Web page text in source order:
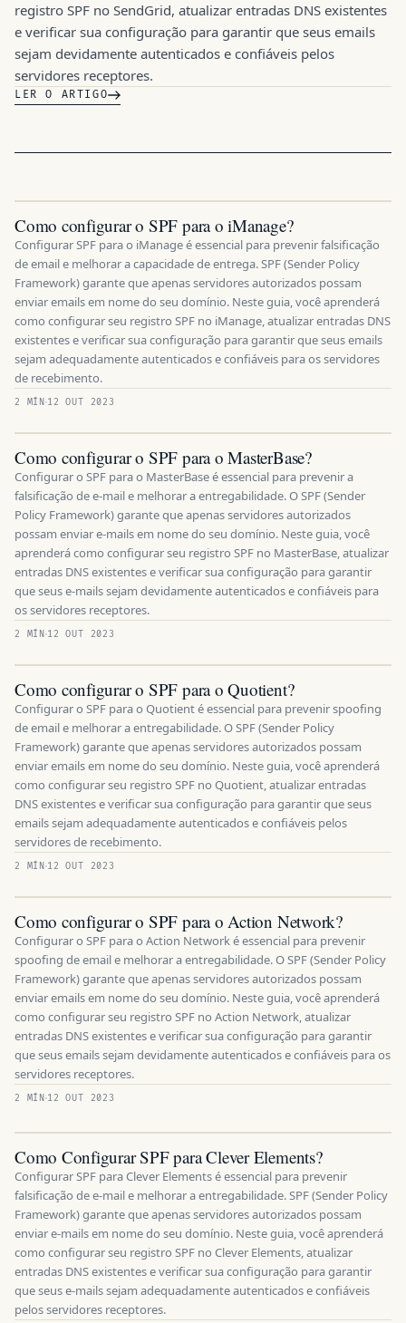
registro SPF no SendGrid, atualizar entradas DNS existentes
e verificar sua configuração para garantir que seus emails
sejam devidamente autenticados e confiáveis pelos
servidores receptores.
LER O ARTIGO
Como configurar o SPF para o iManage?
Configurar SPF para o iManage é essencial para prevenir falsificação
de email e melhorar a capacidade de entrega. SPF (Sender Policy
Framework) garante que apenas servidores autorizados possam
enviar emails em nome do seu domínio. Neste guia, você aprenderá
como configurar seu registro SPF no iManage, atualizar entradas DNS
existentes e verificar sua configuração para garantir que seus emails
sejam adequadamente autenticados e confiáveis para os servidores
de recebimento.
2 MÍN 12 OUT 2023
Como configurar o SPF para o MasterBase?
Configurar o SPF para o MasterBase é essencial para prevenir a
falsificação de e-mail e melhorar a entregabilidade. O SPF (Sender
Policy Framework) garante que apenas servidores autorizados
possam enviar e-mails em nome do seu domínio. Neste guia, você
aprenderá como configurar seu registro SPF no MasterBase, atualizar
entradas DNS existentes e verificar sua configuração para garantir
que seus e-mails sejam devidamente autenticados e confiáveis para
os servidores receptores.
2 MÍN 12 OUT 2023
Como configurar o SPF para o Quotient?
Configurar o SPF para o Quotient é essencial para prevenir spoofing
de email e melhorar a entregabilidade. O SPF (Sender Policy
Framework) garante que apenas servidores autorizados possam
enviar emails em nome do seu domínio. Neste guia, você aprenderá
como configurar seu registro SPF no Quotient, atualizar entradas
DNS existentes e verificar sua configuração para garantir que seus
emails sejam adequadamente autenticados e confiáveis pelos
servidores de recebimento.
2 MÍN 12 OUT 2023
Como configurar o SPF para o Action Network?
Configurar o SPF para o Action Network é essencial para prevenir
spoofing de email e melhorar a entregabilidade. O SPF (Sender Policy
Framework) garante que apenas servidores autorizados possam
enviar emails em nome do seu domínio. Neste guia, você aprenderá
como configurar seu registro SPF no Action Network, atualizar
entradas DNS existentes e verificar sua configuração para garantir
que seus emails sejam devidamente autenticados e confiáveis para os
servidores receptores.
2 MÍN 12 OUT 2023
Como Configurar SPF para Clever Elements?
Configurar SPF para Clever Elements é essencial para prevenir
falsificação de e-mail e melhorar a entregabilidade. SPF (Sender Policy
Framework) garante que apenas servidores autorizados possam
enviar e-mails em nome do seu domínio. Neste guia, você aprenderá
como configurar seu registro SPF no Clever Elements, atualizar
entradas DNS existentes e verificar sua configuração para garantir
que seus e-mails sejam adequadamente autenticados e confiáveis
pelos servidores receptores.